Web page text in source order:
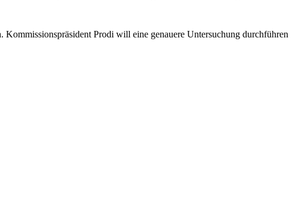
Prodi will eine genauere Untersuchung durchführen